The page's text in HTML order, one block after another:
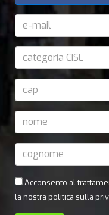
Acconsento al
la nostra politica sulla